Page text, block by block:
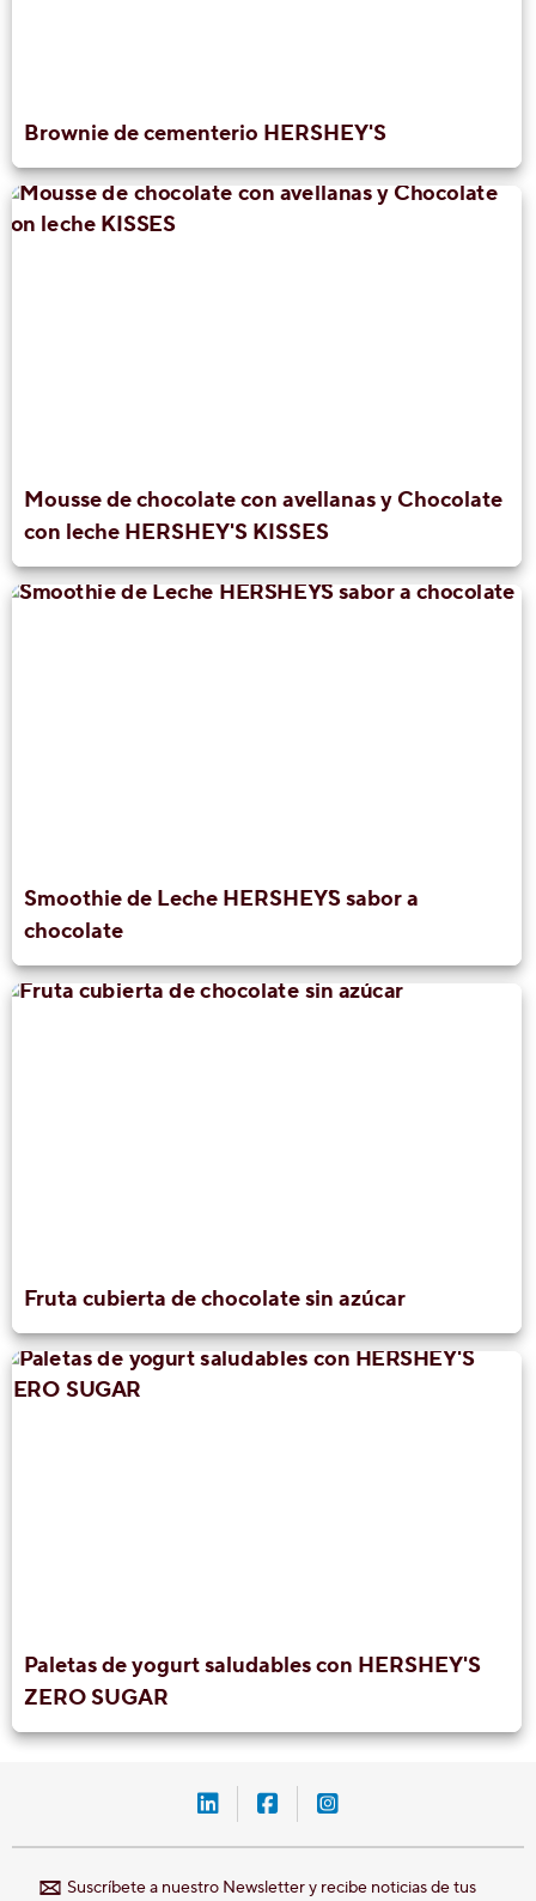
Brownie de cementerio HERSHEY'S
Mousse de chocolate con avellanas y Chocolate
con leche HERSHEY'S KISSES
Smoothie de Leche HERSHEY´S sabor a
chocolate
Fruta cubierta de chocolate sin azúcar
Paletas de yogurt saludables con HERSHEY'S
ZERO SUGAR
LinkedIn-Hershey-México
Facebook-Hershey-
Instagram-
Suscríbete a nuestro Newsletter y recibe noticias de tus